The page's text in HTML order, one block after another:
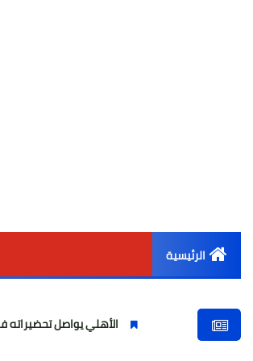
الرئيسية
أخبار مصر
الأهلي يواصل تحضيراته في إسبانيا..